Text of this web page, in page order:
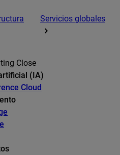
Servicios globales
Close
(IA)
Cloud